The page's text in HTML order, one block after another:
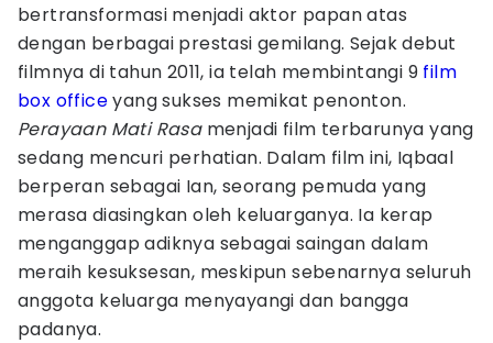
bertransformasi menjadi aktor papan atas
dengan berbagai prestasi gemilang. Sejak debut
filmnya di tahun 2011, ia telah membintangi 9 film
box officeyang sukses memikat penonton.
Perayaan Mati Rasamenjadi film terbarunya yang
sedang mencuri perhatian. Dalam film ini, Iqbaal
berperan sebagai Ian, seorang pemuda yang
merasa diasingkan oleh keluarganya. Ia kerap
menganggap adiknya sebagai saingan dalam
meraih kesuksesan, meskipun sebenarnya seluruh
anggota keluarga menyayangi dan bangga
padanya.